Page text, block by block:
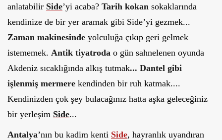
anlatabilir Side’yi acaba? Tarih kokan sokaklarında
kendinize de bir yer aramak gibi Side’yi gezmek...
Zaman makinesinde yolculuğa çıkıp geri gelmek
istememek. Antik tiyatroda o gün sahnelenen oyunda
Akdeniz sıcaklığında alkış tutmak... Dantel gibi
işlenmiş mermere kendinden bir ruh katmak....
Kendinizden çok şey bulacağınız hatta aşka geleceğiniz
bir yerleşim Side...
Antalya’nın bu kadim kenti Side, hayranlık uyandıran